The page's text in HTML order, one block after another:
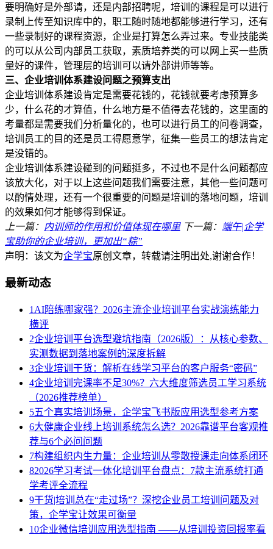
要明确好是外部请，还是内部招聘呢，培训的课程是可以进行
录制上传至知识库中的，职工随时随地都能够进行学习，还有
一些录制好的课程资源，企业是打算怎么弄过来。专业技能类
的可以从公司内部员工获取，素质培养类的可以网上买一些质
量好的课件，管理层的培训可以请外部讲师等等。
三、企业培训体系建设问题之预算支出
企业培训体系建设肯定是需要花钱的，花钱就要考虑预算多
少，什么花的才算值，什么地方是不值得去花钱的，这里面的
考量都是需要我们分析量化的，也可以进行员工的问卷调查，
培训员工的目的还是员工得愿意学，征集一些员工的想法肯定
是没错的。
企业培训体系建设碰到的问题挺多，不过也不是什么问题都应
该放大化，对于以上这些问题我们需要注意，其他一些问题可
以酌情处理，还有一个很重要的问题是培训的落地问题，培训
的效果如何才能够得到保证。
上一篇： 内训师的作用和价值体现在哪里 下一篇： 端午|企学
宝助你的企业培训，更加出“粽”
声明：该文为企学宝原创文章，转载请注明出处,谢谢合作！
最新动态
1 AI陪练哪家强？2026主流企业培训平台实战演练能力
横评
2企业培训平台选型避坑指南（2026版）：从核心参数、
实测数据到落地案例的深度拆解
3企业培训干货：解析在线学习平台的客户服务“密码”
4企业培训完课率不足30%？六大维度筛选员工学习系统
（2026推荐榜单）
5五个真实培训场景，企学宝飞书版应用选型参考方案
6大健康企业线上培训系统怎么选？2026靠谱平台客观推
荐与6个必问问题
7构建组织内生力量：企业培训从零散授课走向体系闭环
82026学习考试一体化培训平台盘点：7款主流系统打通
学考评全流程
9干货|培训总在“走过场”？深挖企业员工培训问题及对
策，企学宝让效果可衡量
10企业微信培训应用选型指南 ——从培训投资回报率看